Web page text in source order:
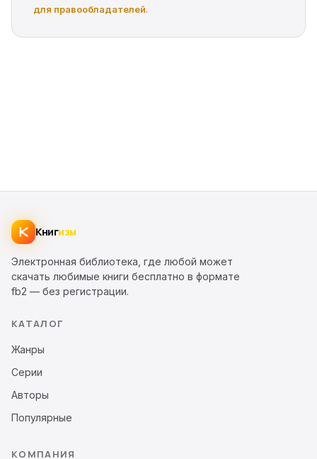
для правообладателей.
Книгизм
Электронная библиотека, где любой может
скачать любимые книги бесплатно в формате
fb2 — без регистрации.
КАТАЛОГ
Жанры
Серии
Авторы
Популярные
КОМПАНИЯ